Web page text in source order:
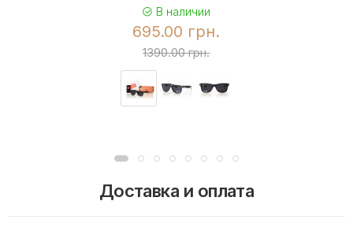
В наличии
695.00 грн.
1390.00 грн.
Доставка и оплата